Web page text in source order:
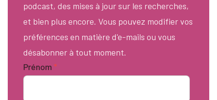
podcast, des mises à jour sur les recherches,
et bien plus encore. Vous pouvez modifier vos
préférences en matière d'e-mails ou vous
désabonner à tout moment.
Prénom*